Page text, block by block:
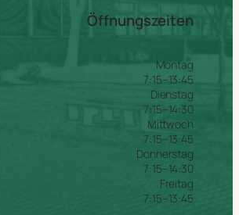
Öffnungszeiten
Montag
7:15–13:45
Dienstag
7:15–14:30
Mittwoch
7:15–13:45
Donnerstag
7:15–14:30
Freitag
7:15–13:45